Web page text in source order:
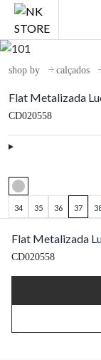
shop by calçados
Flat Metalizada
CD020558
34 35 36 37
Flat Metalizada
CD020558